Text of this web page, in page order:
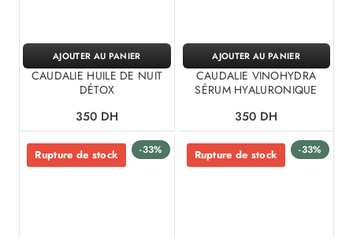
CAUDALIE HUILE DE NUIT
DÉTOX
350 DH
AJOUTER AU PANIER
CAUDALIE VINOHYDRA
SÉRUM HYALURONIQUE
350 DH
AJOUTER AU PANIER
-33%
Rupture de stock -33%
Rupture de stock